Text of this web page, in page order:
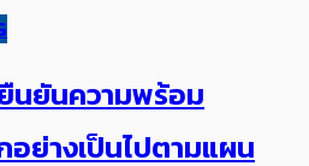
นยันความพร้อม
อย่างเป็นไปตามแผ​น